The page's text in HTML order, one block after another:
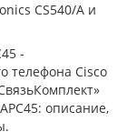
CS540/A и
-
телефона Cisco
описание,